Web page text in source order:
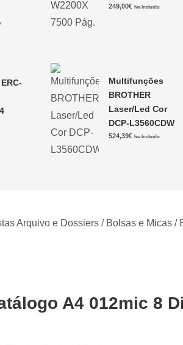
249,00€ Iva Incluido
Multifunções
BROTHER
Laser/Led Cor
DCP-L3560CDW
524,39€ Iva Incluido
Arquivo e Dossiers/ Bolsas e Micas/
A4 012mic 8